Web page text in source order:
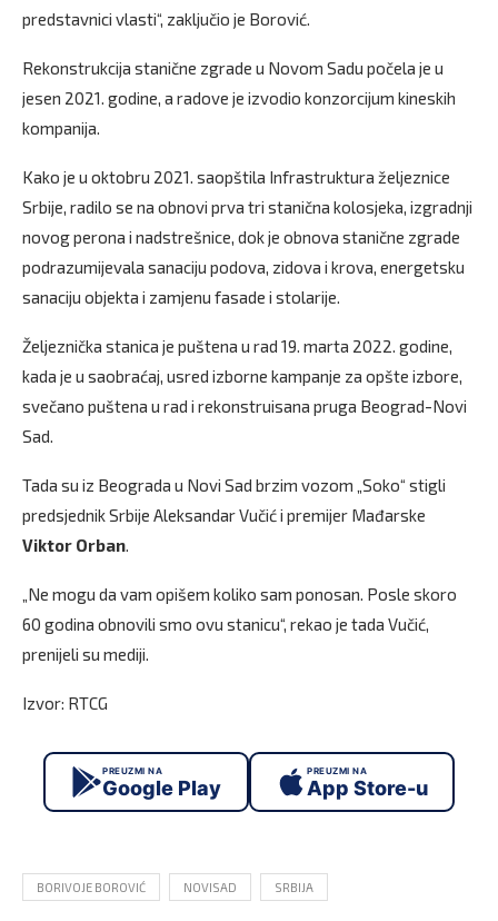
predstavnici vlasti“, zaključio je Borović.
Rekonstrukcija stanične zgrade u Novom Sadu počela je u
jesen 2021. godine, a radove je izvodio konzorcijum kineskih
kompanija.
Kako je u oktobru 2021. saopštila Infrastruktura željeznice
Srbije, radilo se na obnovi prva tri stanična kolosjeka, izgradnji
novog perona i nadstrešnice, dok je obnova stanične zgrade
podrazumijevala sanaciju podova, zidova i krova, energetsku
sanaciju objekta i zamjenu fasade i stolarije.
Željeznička stanica je puštena u rad 19. marta 2022. godine,
kada je u saobraćaj, usred izborne kampanje za opšte izbore,
svečano puštena u rad i rekonstruisana pruga Beograd-Novi
Sad.
Tada su iz Beograda u Novi Sad brzim vozom „Soko“ stigli
predsjednik Srbije Aleksandar Vučić i premijer Mađarske
Viktor Orban.
„Ne mogu da vam opišem koliko sam ponosan. Posle skoro
60 godina obnovili smo ovu stanicu“, rekao je tada Vučić,
prenijeli su mediji.
Izvor: RTCG
PREUZMI NA
Google Play
PREUZMI NA
App Store-u
BORIVOJE BOROVIĆ NOVISAD SRBIJA